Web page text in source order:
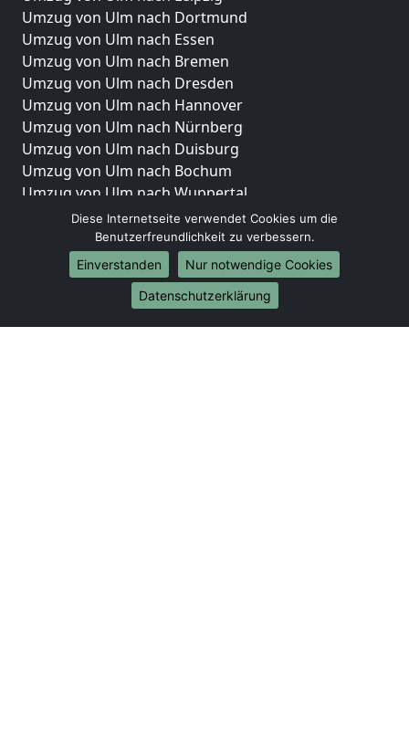
Umzug von Ulm nach Dortmund
Umzug von Ulm nach Essen
Umzug von Ulm nach Bremen
Umzug von Ulm nach Dresden
Umzug von Ulm nach Hannover
Umzug von Ulm nach Nürnberg
Umzug von Ulm nach Duisburg
Umzug von Ulm nach Bochum
Umzug von Ulm nach Wuppertal
Umzug von Ulm nach Bielefeld
Umzug von Ulm nach Bonn
Umzug von Ulm nach Münster
Internationale-Umzüge
Umzug von Ulm nach Brasilien
Diese Internetseite verwendet Cookies um die
Benutzerfreundlichkeit zu verbessern.
Einverstanden
Nur notwendige Cookies
Datenschutzerklärung